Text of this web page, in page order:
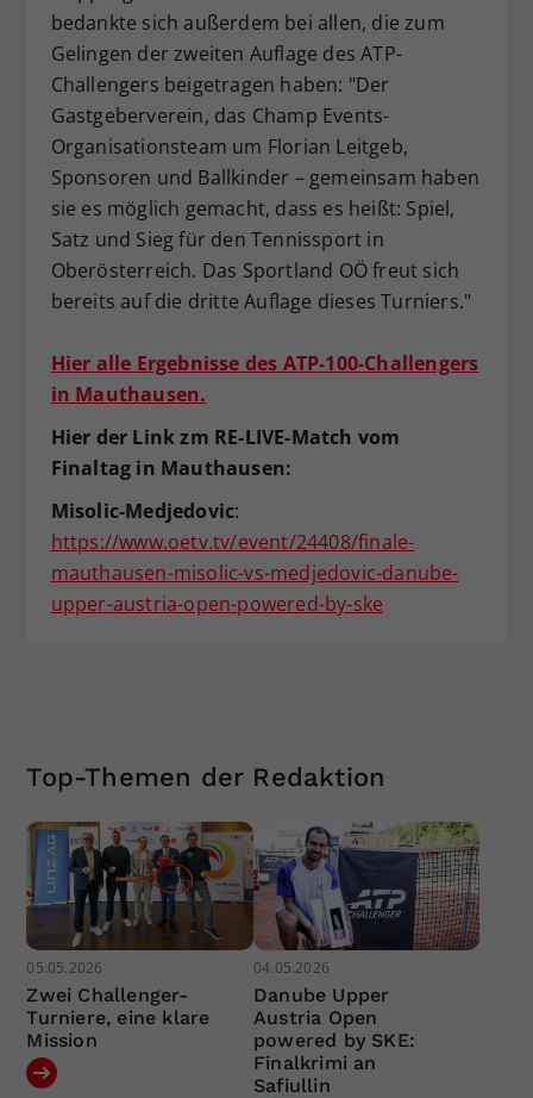
bedankte sich außerdem bei allen, die zum
Gelingen der zweiten Auflage des ATP-
Challengers beigetragen haben: "Der
Gastgeberverein, das Champ Events-
Organisationsteam um Florian Leitgeb,
Sponsoren und Ballkinder – gemeinsam haben
sie es möglich gemacht, dass es heißt: Spiel,
Satz und Sieg für den Tennissport in
Oberösterreich. Das Sportland OÖ freut sich
bereits auf die dritte Auflage dieses Turniers."
Hier alle Ergebnisse des ATP-100-Challengers
in Mauthausen.
Hier der Link zm RE-LIVE-Match vom
Finaltag in Mauthausen:
Misolic-Medjedovic:
https://www.oetv.tv/event/24408/finale-
mauthausen-misolic-vs-medjedovic-danube-
upper-austria-open-powered-by-ske
Top-Themen der Redaktion
05.05.2026
Zwei Challenger-
Turniere, eine klare
Mission
04.05.2026
Danube Upper
Austria Open
powered by SKE:
Finalkrimi an
Safiullin